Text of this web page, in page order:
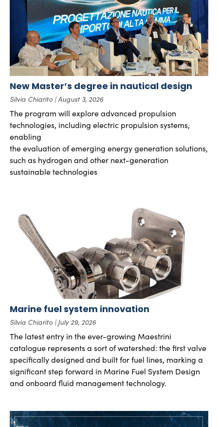
New Master’s degree in nautical design
Silvia Chiarito August 3, 2026
The program will explore advanced propulsion
technologies, including electric propulsion systems,
enabling
the evaluation of emerging energy generation solutions,
such as hydrogen and other next-generation
sustainable technologies
Marine fuel system innovation
Silvia Chiarito July 29, 2026
The latest entry in the ever-growing Maestrini
catalogue represents a sort of watershed: the first valve
specifically designed and built for fuel lines, marking a
significant step forward in Marine Fuel System Design
and onboard fluid management technology.